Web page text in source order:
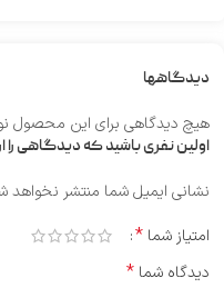
دیدگاهها
هیچ دیدگاهی برای این محصول
اولین نفری باشید که دیدگاهی را ارسال می کنید برای
نشانی ایمیل شما منتشر نخواهد
امتیاز شما *
دیدگاه شما *